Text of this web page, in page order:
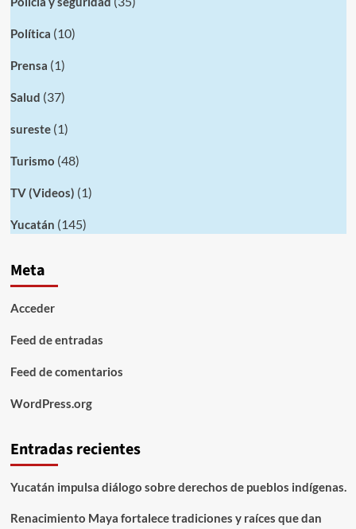
Política (10)
Prensa (1)
Salud (37)
sureste(1)
Turismo (48)
TV (Videos) (1)
Yucatán (145)
Meta
Acceder
Feed de entradas
Feed de comentarios
WordPress.org
Entradas recientes
Yucatán impulsa diálogo sobre derechos de pueblos indígenas.
Renacimiento Maya fortalece tradiciones y raíces que dan